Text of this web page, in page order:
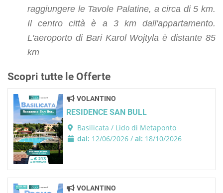
raggiungere le Tavole Palatine, a circa di 5 km.
Il centro città è a 3 km dall'appartamento.
L'aeroporto di Bari Karol Wojtyla è distante 85
km
Scopri tutte le Offerte
VOLANTINO
RESIDENCE SAN BULL
Basilicata / Lido di Metaponto
dal: 12/06/2026 / al: 18/10/2026
VOLANTINO